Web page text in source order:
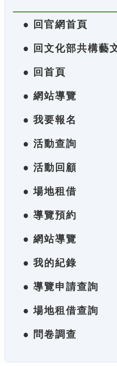
● 回官網首頁
● 回文化部共構藝
● 回首頁
● 網站導覽
● 我要報名
● 活動查詢
● 活動回顧
● 場地租借
● 導覽預約
● 網站導覽
● 我的紀錄
● 導覽申請查詢
● 場地租借查詢
● 問卷調查